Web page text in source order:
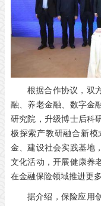
根据合作协议，双
融、养老金融、数字金
研究院，升级博士后科
极探索产教研融合新
金、建设社会实践基地
文化活动，开展健康养
在金融保险领域推进更
据介绍，保险应用